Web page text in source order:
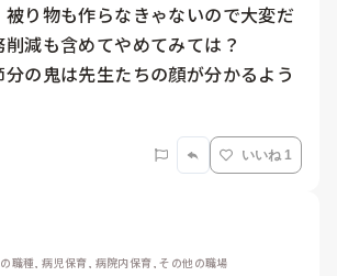
り物も作らなきゃないので大変だ
減も含めてやめてみては？
の鬼は先生たちの顔が分かるよう
いいね 1
職種, 病児保育, 病院内保育, その他の職場